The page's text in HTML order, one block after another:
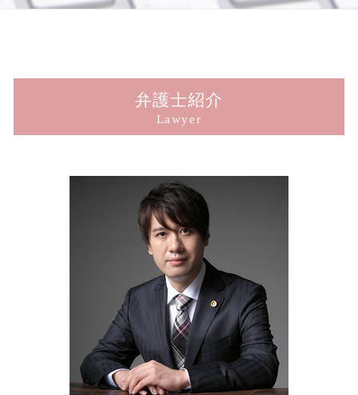
刑事事件 弁護士 費用
交通事故 解決 流れ
交通事故 後遺障害
玉突き事故 過失割合
交通事故 慰謝料 弁護士基準
ストーカー被害 男性
男女トラブル 別れ
シェアハウス 男女トラブル
子供の認知 弁護士
痴漢被害 相談
犯罪被害給付制度とは
犯罪被害者支援 法律
犯罪被害給付制度 遺族
犯罪被害給付制度 問題点
損害賠償 請求 期限
損害賠償 専決処分 示談
示談 損害賠償 時効
示談交渉 被害者から
損害賠償 請求 期間
示談交渉 不成立
損害賠償 示談 弁護士
損害賠償 示談 流れ
傷害罪 示談 損害賠償
新宿 損害賠償請求
新宿 窃盗 被害
新宿 交通事故 慰謝料
新宿 不倫トラブル
新宿 示談交渉
新宿 子供の認知
弁護士紹介
Lawyer